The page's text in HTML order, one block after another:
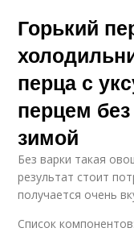
Горький
перца с
перцем
зимой
Без варки такая
результат стоит
получается очень
Список компонентов: